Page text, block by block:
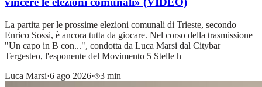
La partita per le prossime elezioni comunali di Trieste, secondo
Enrico Sossi, è ancora tutta da giocare. Nel corso della trasmissione
"Un capo in B con...", condotta da Luca Marsi dal Citybar
Tergesteo, l'esponente del Movimento 5 Stelle h
Luca Marsi·6 ago 2026· 3 min